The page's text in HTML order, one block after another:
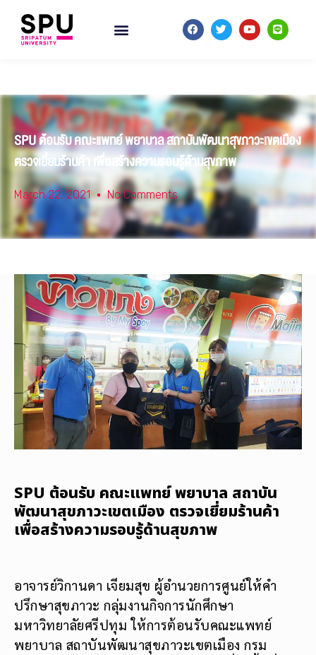
SPU ต้อนรับ คณะแพทย์ พยาบาล สถาบันพัฒนาสุขภาวะเขตเมือง
ตรวจเยี่ยมร้านค้า เพื่อสร้างความรอบรู้ด้านสุขภาพ
March 22, 2021 No Comments
SPU ต้อนรับ คณะแพทย์ พยาบาล สถาบัน
พัฒนาสุขภาวะเขตเมือง ตรวจเยี่ยมร้านค้า
เพื่อสร้างความรอบรู้ด้านสุขภาพ
อาจารย์วิกานดา เจียมสุข ผู้อำนวยการศูนย์ให้คำ
ปรึกษาสุขภาวะ กลุ่มงานกิจการนักศึกษา
มหาวิทยาลัยศรีปทุม ให้การต้อนรับคณะแพทย์
พยาบาล สถาบันพัฒนาสุขภาวะเขตเมือง กรม